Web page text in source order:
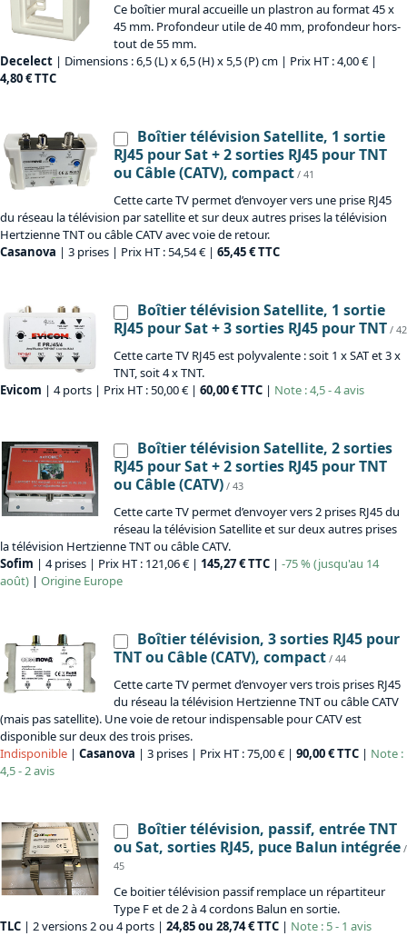
Ce boîtier mural accueille un plastron au format 45 x
45 mm. Profondeur utile de 40 mm, profondeur hors-
tout de 55 mm.
Decelect | Dimensions : 6,5 (L) x 6,5 (H) x 5,5 (P) cm | Prix HT : 4,00 € |
4,80 € TTC
Boîtier télévision Satellite, 1 sortie
RJ45 pour Sat + 2 sorties RJ45 pour TNT
ou Câble (CATV), compact / 41
Cette carte TV permet d’envoyer vers une prise RJ45
du réseau la télévision par satellite et sur deux autres prises la télévision
Hertzienne TNT ou câble CATV avec voie de retour.
Casanova | 3 prises | Prix HT : 54,54 € | 65,45 € TTC
Boîtier télévision Satellite, 1 sortie
RJ45 pour Sat + 3 sorties RJ45 pour TNT / 42
Cette carte TV RJ45 est polyvalente : soit 1 x SAT et 3 x
TNT, soit 4 x TNT.
Evicom | 4 ports | Prix HT : 50,00 € | 60,00 € TTC | Note : 4,5 - 4 avis
Boîtier télévision Satellite, 2 sorties
RJ45 pour Sat + 2 sorties RJ45 pour TNT
ou Câble (CATV) / 43
Cette carte TV permet d’envoyer vers 2 prises RJ45 du
réseau la télévision Satellite et sur deux autres prises
la télévision Hertzienne TNT ou câble CATV.
Sofim | 4 prises | Prix HT : 121,06 € | 145,27 € TTC | -75 % (jusqu'au 14
août) | Origine Europe
Boîtier télévision, 3 sorties RJ45 pour
TNT ou Câble (CATV), compact / 44
Cette carte TV permet d’envoyer vers trois prises RJ45
du réseau la télévision Hertzienne TNT ou câble CATV
(mais pas satellite). Une voie de retour indispensable pour CATV est
disponible sur deux des trois prises.
Indisponible | Casanova | 3 prises | Prix HT : 75,00 € | 90,00 € TTC | Note :
4,5 - 2 avis
Boîtier télévision, passif, entrée TNT
ou Sat, sorties RJ45, puce Balun intégrée /
45
Ce boitier télévision passif remplace un répartiteur
Type F et de 2 à 4 cordons Balun en sortie.
TLC | 2 versions 2 ou 4 ports | 24,85 ou 28,74 € TTC | Note : 5 - 1 avis